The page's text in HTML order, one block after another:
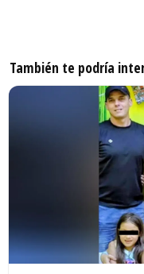
También te podría